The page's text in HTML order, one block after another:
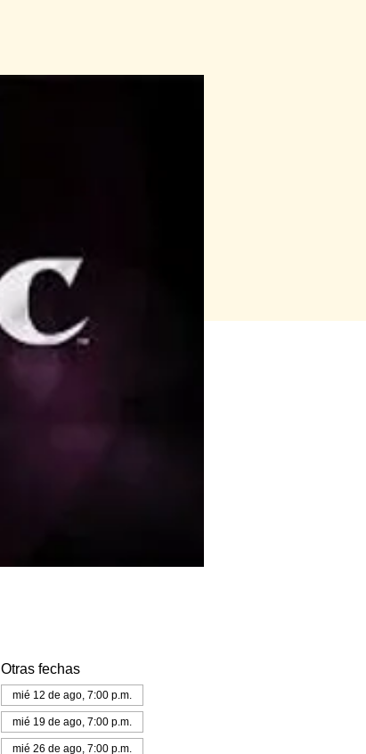
Otras fechas
mié 12 de ago, 7:00 p.m.
mié 19 de ago, 7:00 p.m.
mié 26 de ago, 7:00 p.m.